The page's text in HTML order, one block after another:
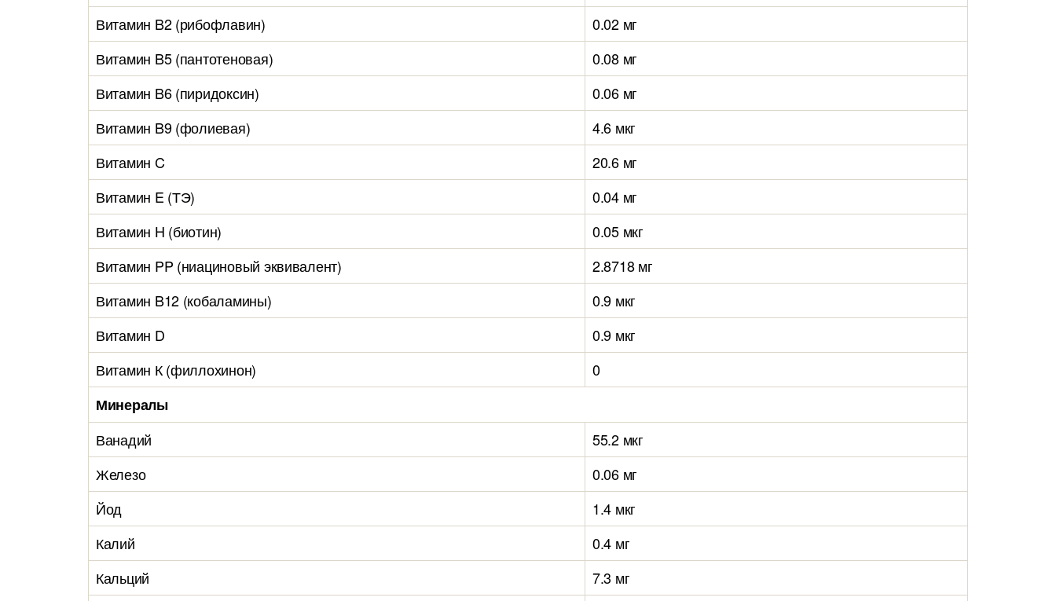
Витамин B2 (рибофлавин)
0.02 мг
Витамин B5 (пантотеновая)
0.08 мг
Витамин B6 (пиридоксин)
0.06 мг
Витамин B9 (фолиевая)
4.6 мкг
Витамин C
20.6 мг
Витамин E (ТЭ)
0.04 мг
Витамин H (биотин)
0.05 мкг
Витамин PP (ниациновый эквивалент)
2.8718 мг
Витамин B12 (кобаламины)
0.9 мкг
Витамин D
0.9 мкг
Витамин К (филлохинон)
0
Минералы
Ванадий
55.2 мкг
Железо
0.06 мг
Йод
1.4 мкг
Калий
0.4 мг
Кальций
7.3 мг